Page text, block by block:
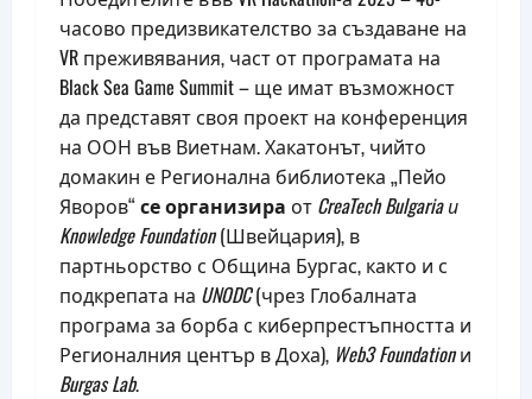
часово предизвикателство за създаване на
VR преживявания, част от програмата на
Black Sea Game Summit – ще имат възможност
да представят своя проект на конференция
на ООН във Виетнам.Хакатонът, чийто
домакин е Регионална библиотека „Пейо
Яворов“се организира от CreaTech Bulgaria и
Knowledge Foundation(Швейцария), в
партньорство с Община Бургас, както и с
подкрепата на UNODC(чрез Глобалната
програма за борба с киберпрестъпността и
Регионалния център в Доха), Web3 Foundationи
Burgas Lab.